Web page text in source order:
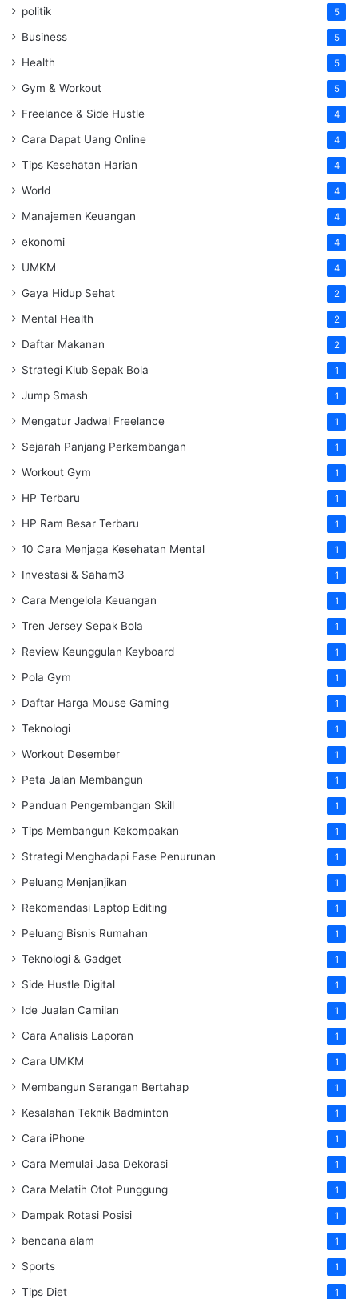
politik 5
Business 5
Health 5
Gym & Workout 5
Freelance & Side Hustle 4
Cara Dapat Uang Online 4
Tips Kesehatan Harian 4
World 4
Manajemen Keuangan 4
ekonomi 4
UMKM 4
Gaya Hidup Sehat 2
Mental Health 2
Daftar Makanan 2
Strategi Klub Sepak Bola 1
Jump Smash 1
Mengatur Jadwal Freelance 1
Sejarah Panjang Perkembangan 1
Workout Gym 1
HP Terbaru 1
HP Ram Besar Terbaru 1
10 Cara Menjaga Kesehatan Mental 1
Investasi & Saham3 1
Cara Mengelola Keuangan 1
Tren Jersey Sepak Bola 1
Review Keunggulan Keyboard 1
Pola Gym 1
Daftar Harga Mouse Gaming 1
Teknologi 1
Workout Desember 1
Peta Jalan Membangun 1
Panduan Pengembangan Skill 1
Tips Membangun Kekompakan 1
Strategi Menghadapi Fase Penurunan 1
Peluang Menjanjikan 1
Rekomendasi Laptop Editing 1
Peluang Bisnis Rumahan 1
Teknologi & Gadget 1
Side Hustle Digital 1
Ide Jualan Camilan 1
Cara Analisis Laporan 1
Cara UMKM 1
Membangun Serangan Bertahap 1
Kesalahan Teknik Badminton 1
Cara iPhone 1
Cara Memulai Jasa Dekorasi 1
Cara Melatih Otot Punggung 1
Dampak Rotasi Posisi 1
bencana alam 1
Sports 1
Tips Diet 1